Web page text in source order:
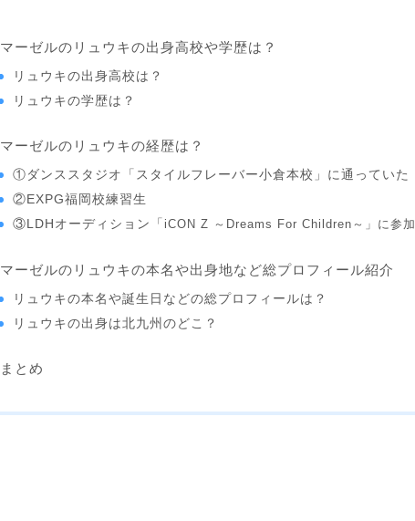
マーゼルのリュウキの出身高校や学歴は？
リュウキの出身高校は？
リュウキの学歴は？
マーゼルのリュウキの経歴は？
①ダンススタジオ「スタイルフレーバー小倉本校」に通っていた
②EXPG福岡校練習生
③LDHオーディション「 iCON Z ～Dreams For Children～」に参加
マーゼルのリュウキの本名や出身地など総プロフィール紹介
リュウキの本名や誕生日などの総プロフィールは？
リュウキの出身は北九州のどこ？
まとめ